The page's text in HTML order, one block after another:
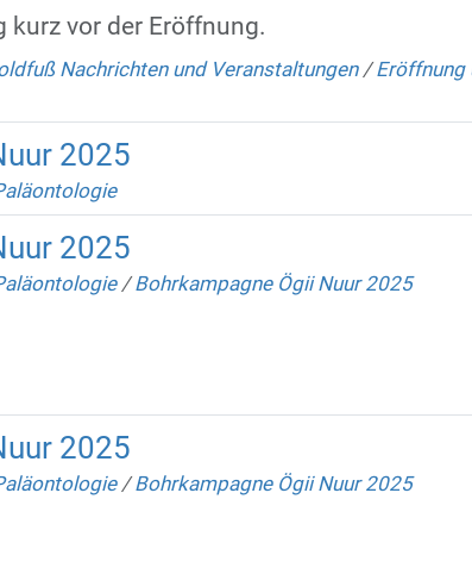
kurz vor der Eröffnung.
Nachrichten und Veranstaltungen /Eröffnung
2025
2025
/Bohrkampagne Ögii Nuur 2025
2025
/Bohrkampagne Ögii Nuur 2025